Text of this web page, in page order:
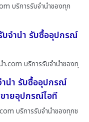
บริการรับจำนำของทุก
บจำนำ รับซื้ออุปกรณ์
า.com บริการรับจำนำของทุ
นำ รับซื้ออุปกรณ์
ายอุปกรณ์ไอที
บริการรับจำนำของทุกช